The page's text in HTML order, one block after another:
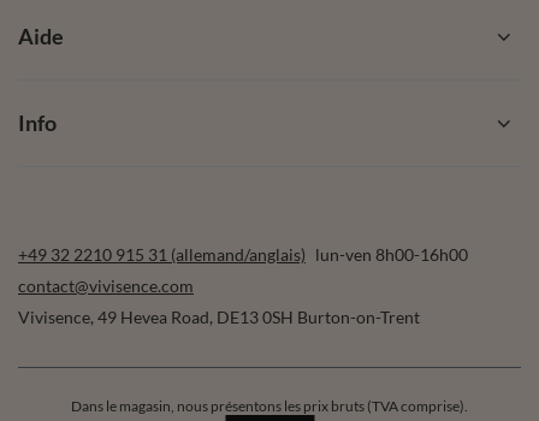
Aide
Info
+49 32 2210 915 31 (allemand/anglais) lun-ven 8h00-16h00
contact@vivisence.com
Vivisence, 49 Hevea Road, DE13 0SH Burton-on-Trent
Dans le magasin, nous présentons les prix bruts (TVA comprise).